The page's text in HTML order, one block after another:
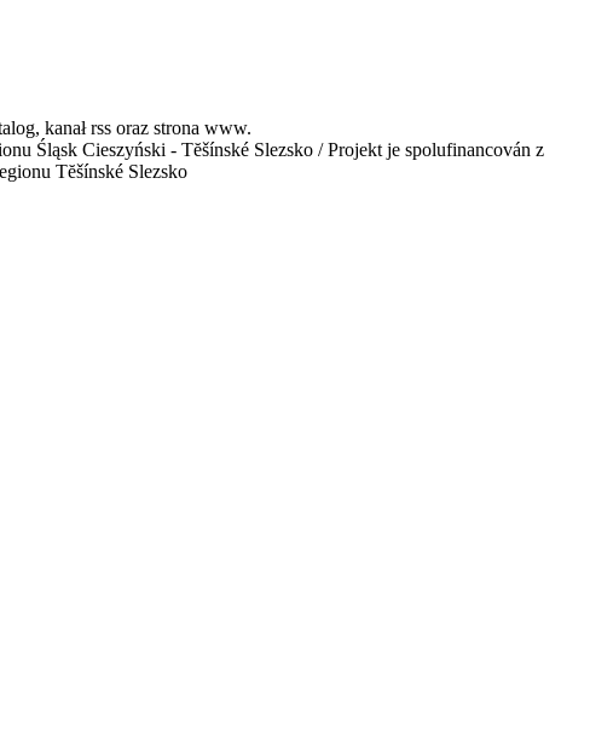
kanał rss oraz strona www.
Śląsk Cieszyński - Tĕšínské Slezsko / Projekt je spolufinancován z
Tĕšínské Slezsko